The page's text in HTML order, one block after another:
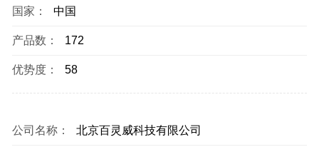
国家： 中国
产品数： 172
优势度： 58
公司名称： 北京百灵威科技有限公司